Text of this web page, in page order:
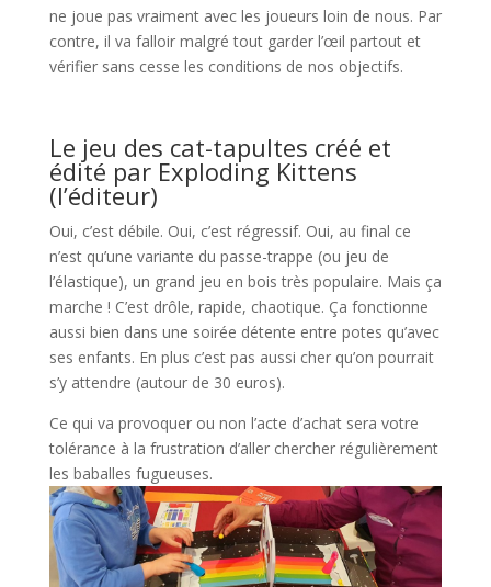
ne joue pas vraiment avec les joueurs loin de nous. Par
contre, il va falloir malgré tout garder l’œil partout et
vérifier sans cesse les conditions de nos objectifs.
Le jeu des cat-tapultes créé et
édité par Exploding Kittens
(l’éditeur)
Oui, c’est débile. Oui, c’est régressif. Oui, au final ce
n’est qu’une variante du passe-trappe (ou jeu de
l’élastique), un grand jeu en bois très populaire. Mais ça
marche ! C’est drôle, rapide, chaotique. Ça fonctionne
aussi bien dans une soirée détente entre potes qu’avec
ses enfants. En plus c’est pas aussi cher qu’on pourrait
s’y attendre (autour de 30 euros).
Ce qui va provoquer ou non l’acte d’achat sera votre
tolérance à la frustration d’aller chercher régulièrement
les baballes fugueuses.